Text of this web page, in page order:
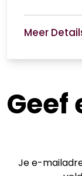
Meer
Geef
Je e-